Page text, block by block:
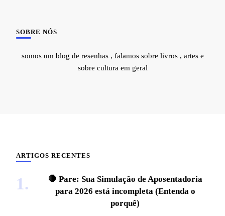
SOBRE NÓS
somos um blog de resenhas , falamos sobre livros , artes e
sobre cultura em geral
ARTIGOS RECENTES
🛑 Pare: Sua Simulação de Aposentadoria
para 2026 está incompleta (Entenda o
porquê)